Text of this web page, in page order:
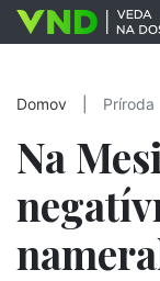
Domov Príroda
Na